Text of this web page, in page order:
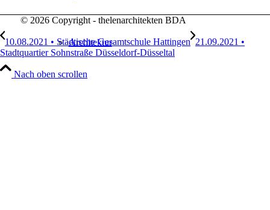
Architektur
© 2026 Copyright - thelenarchitekten BDA
10.08.2021 • Städtische Gesamtschule Hattingen 21.09.2021 •
Stadtquartier Sohnstraße Düsseldorf-Düsseltal
Nach oben scrollen